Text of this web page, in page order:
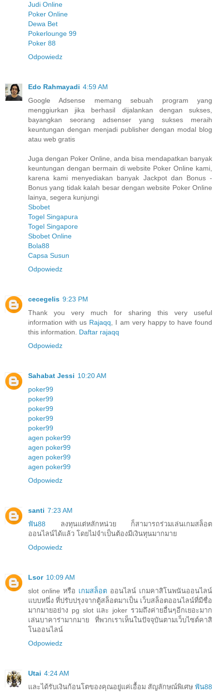
Judi Online
Poker Online
Dewa Bet
Pokerlounge 99
Poker 88
Odpowiedz
Edo Rahmayadi 4:59 AM
Google Adsense memang sebuah program yang
menggiurkan jika berhasil dijalankan dengan sukses,
bayangkan seorang adsenser yang sukses meraih
keuntungan dengan menjadi publisher dengan modal blog
atau web gratis
Juga dengan Poker Online, anda bisa mendapatkan banyak
keuntungan dengan bermain di website Poker Online kami,
karena kami menyediakan banyak Jackpot dan Bonus -
Bonus yang tidak kalah besar dengan website Poker Online
lainya, segera kunjungi
Sbobet
Togel Singapura
Togel Singapore
Sbobet Online
Bola88
Capsa Susun
Odpowiedz
cecegelis 9:23 PM
Thank you very much for sharing this very useful
information with us Rajaqq , I am very happy to have found
this information. Daftar rajaqq
Odpowiedz
Sahabat Jessi 10:20 AM
poker99
poker99
poker99
poker99
poker99
agen poker99
agen poker99
agen poker99
agen poker99
Odpowiedz
santi 7:23 AM
ฟัน88 ลงทุนแต่หลักหน่วย ก็สามารถร่วมเล่นเกมสล็อต
ออนไลน์ได้แล้ว โดยไม่จำเป็นต้องมีเงินทุนมากมาย
Odpowiedz
Lsor 10:09 AM
slot online หรือ เกมสล็อต ออนไลน์ เกมคาสิโนพนันออนไลน์
แบบหนึ่ง ที่ปรับปรุงจากตู้สล็อตมาเป็น เว็บสล็อตออนไลน์ที่มีชื่อ
มากมายอย่าง pg slot และ joker รวมถึงค่ายอื่นๆอีกเยอะมาก
เล่นบาคาร่ามากมาย ที่พวกเราเห็นในปัจจุบันตามเว็บไซต์คาสิ
โนออนไลน์
Odpowiedz
Utai 4:24 AM
และได้รับเงินก้อนโตของคุณอยู่แค่เอื้อม สัญลักษณ์พิเศษ ฟัน88